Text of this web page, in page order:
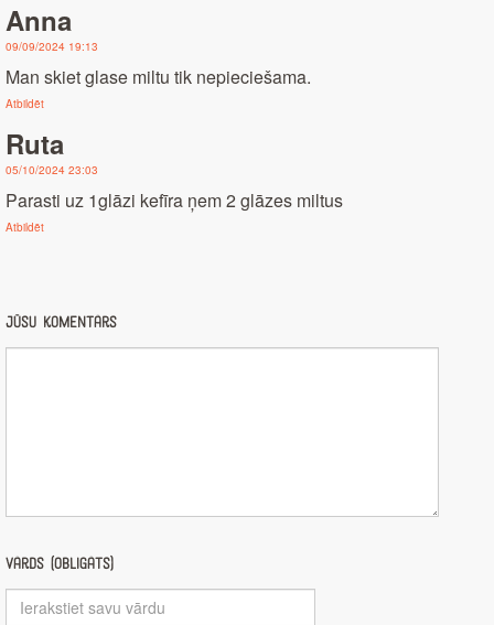
Anna
09/09/2024 19:13
Man skiet glase miltu tik nepieciešama.
Atbildēt
Ruta
05/10/2024 23:03
Parasti uz 1glāzi kefīra ņem 2 glāzes miltus
Atbildēt
Jūsu komentārs
Vārds (obligāts)